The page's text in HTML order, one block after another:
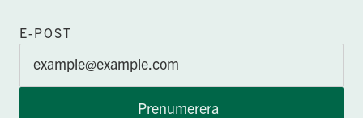
E-POST
Prenumerera